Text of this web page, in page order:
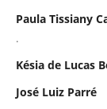
Paula Tissiany
.
Késia de Lucas
José Luiz Parré